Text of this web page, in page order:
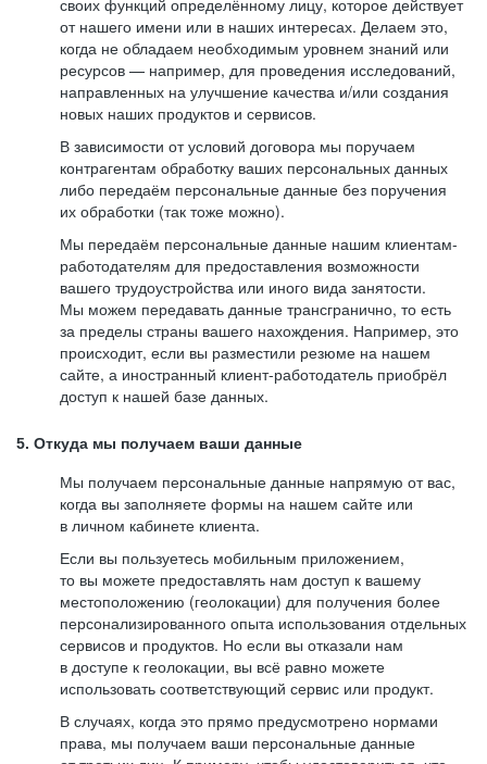
своих функций определённому лицу, которое действует
от нашего имени или в наших интересах. Делаем это,
когда не обладаем необходимым уровнем знаний или
ресурсов — например, для проведения исследований,
направленных на улучшение качества и/или создания
новых наших продуктов и сервисов.
В зависимости от условий договора мы поручаем
контрагентам обработку ваших персональных данных
либо передаём персональные данные без поручения
их обработки (так тоже можно).
Мы передаём персональные данные нашим клиентам-
работодателям для предоставления возможности
вашего трудоустройства или иного вида занятости.
Мы можем передавать данные трансгранично, то есть
за пределы страны вашего нахождения. Например, это
происходит, если вы разместили резюме на нашем
сайте, а иностранный клиент-работодатель приобрёл
доступ к нашей базе данных.
5. Откуда мы получаем ваши данные
Мы получаем персональные данные напрямую от вас,
когда вы заполняете формы на нашем сайте или
в личном кабинете клиента.
Если вы пользуетесь мобильным приложением,
то вы можете предоставлять нам доступ к вашему
местоположению (геолокации) для получения более
персонализированного опыта использования отдельных
сервисов и продуктов. Но если вы отказали нам
в доступе к геолокации, вы всё равно можете
использовать соответствующий сервис или продукт.
В случаях, когда это прямо предусмотрено нормами
права, мы получаем ваши персональные данные